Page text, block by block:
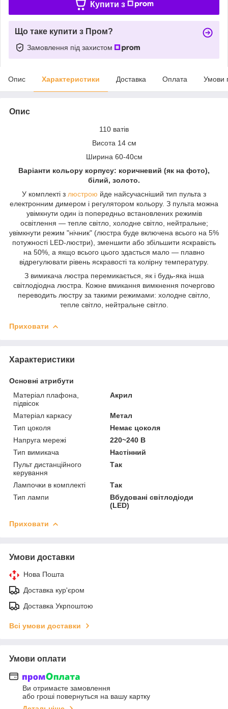
Купити з
Що таке купити з Пром?
Замовлення під захистом
Опис Характеристики Доставка Оплата Умови
Опис
110 ватів
Висота 14 см
Ширина 60-40см
Варіанти кольору корпусу: коричневий (як на фото),
білий, золото.
У комплекті з люстрою йде найсучасніший тип пульта з
електронним димером і регулятором кольору. З пульта можна
увімкнути один із попередньо встановлених режимів
освітлення — тепле світло, холодне світло, нейтральне;
увімкнути режим "нічник" (люстра буде включена всього на 5%
потужності LED-люстри), зменшити або збільшити яскравість
на 50%, а якщо всього цього здасться мало — плавно
відрегулювати рівень яскравості та колірну температуру.
З вимикача люстра перемикається, як і будь-яка інша
світлодіодна люстра. Кожне вмикання вимкнення почергово
переводить люстру за такими режимами: холодне світло,
тепле світло, нейтральне світло.
Приховати
Характеристики
Основні атрибути
Матеріал плафона,
підвісок
Акрил
Матеріал каркасу
Метал
Тип цоколя
Немає цоколя
Напруга мережі
220~240 В
Тип вимикача
Настінний
Пульт дистанційного
керування
Так
Лампочки в комплекті
Так
Тип лампи
Вбудовані світлодіоди
(LED)
Приховати
Умови доставки
Нова Пошта
Доставка кур'єром
Доставка Укрпоштою
Всі умови доставки
Умови оплати
Ви отримаєте замовлення
або гроші повернуться на вашу картку